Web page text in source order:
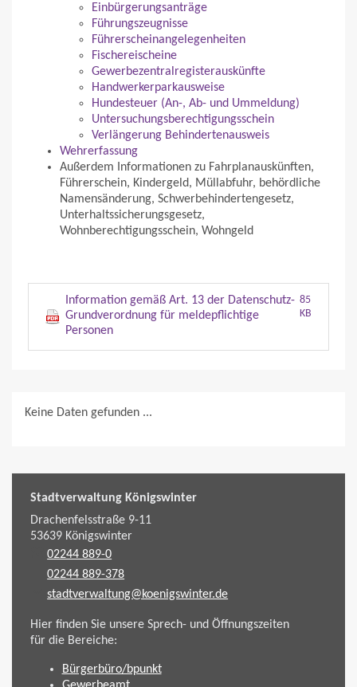
Einbürgerungsanträge
Führungszeugnisse
Führerscheinangelegenheiten
Fischereischeine
Gewerbezentralregisterauskünfte
Handwerkerparkausweise
Hundesteuer (An-, Ab- und Ummeldung)
Untersuchungsberechtigungsschein
Verlängerung Behindertenausweis
Wehrerfassung
Außerdem Informationen zu Fahrplanauskünften,
Führerschein, Kindergeld, Müllabfuhr, behördliche
Namensänderung, Schwerbehindertengesetz,
Unterhaltssicherungsgesetz,
Wohnberechtigungsschein, Wohngeld
Information gemäß Art. 13 der Datenschutz-
Grundverordnung für meldepflichtige
Personen
85
KB
Keine Daten gefunden ...
Stadtverwaltung Königswinter
Drachenfelsstraße 9-11
53639Königswinter
02244 889-0
02244 889-378
stadtverwaltung@koenigswinter.de
Hier finden Sie unsere Sprech- und Öffnungszeiten
für die Bereiche:
Bürgerbüro/bpunkt